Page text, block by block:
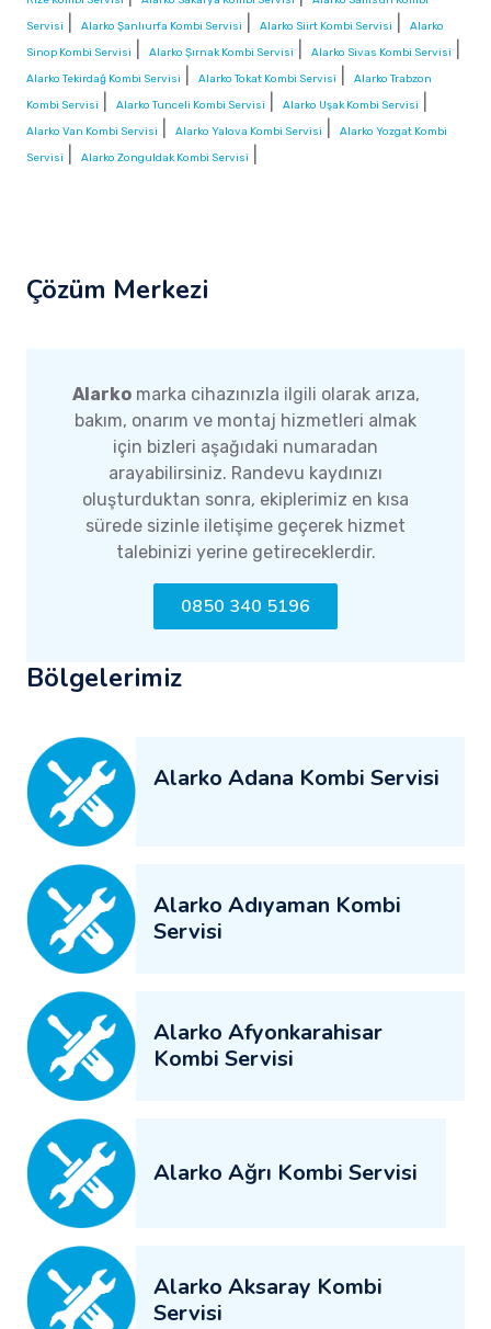
Servisi
Alarko Şanlıurfa Kombi Servisi Alarko Siirt Kombi Servisi
Alarko
Sinop Kombi Servisi
Alarko Şırnak Kombi Servisi Alarko Sivas Kombi Servisi
Alarko Tekirdağ Kombi Servisi Alarko Tokat Kombi Servisi
Alarko Trabzon
Kombi Servisi
Alarko Tunceli Kombi Servisi Alarko Uşak Kombi Servisi
Alarko Van Kombi Servisi Alarko Yalova Kombi Servisi
Alarko Yozgat Kombi
Servisi
Alarko Zonguldak Kombi Servisi
Çözüm Merkezi
Alarkomarka cihazınızla ilgili olarak arıza,
bakım, onarım ve montaj hizmetleri almak
için bizleri aşağıdaki numaradan
arayabilirsiniz. Randevu kaydınızı
oluşturduktan sonra, ekiplerimiz en kısa
sürede sizinle iletişime geçerek hizmet
talebinizi yerine getireceklerdir.
0850 340 5196
Bölgelerimiz
Alarko Adana Kombi Servisi
Alarko Adıyaman Kombi
Servisi
Alarko Afyonkarahisar
Kombi Servisi
Alarko Ağrı Kombi Servisi
Alarko Aksaray Kombi
Servisi